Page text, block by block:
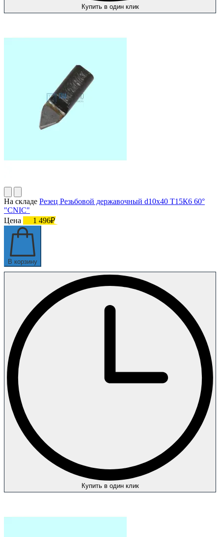
Купить в один клик
На складе Резец Резьбовой державочный d10х40 Т15К6 60°
"CNIC"
Цена
1 496₽
В корзину
Купить в один клик